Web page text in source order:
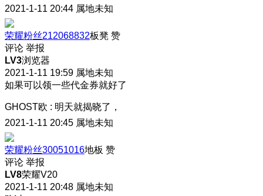
2021-1-11 20:44 属地未知
荣耀粉丝212068832板凳 赞
评论 举报
LV3浏览器
2021-1-11 19:59 属地未知
如果可以领一些代金券就好了
GHOST欧 : 明天就揭晓了，
2021-1-11 20:45 属地未知
荣耀粉丝30051016地板 赞
评论 举报
LV8荣耀V20
2021-1-11 20:48 属地未知